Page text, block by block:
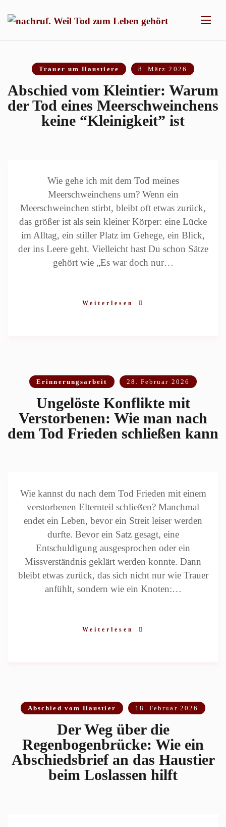
Trauer um Haustiere 8. März 2026
Abschied vom Kleintier: Warum
der Tod eines Meerschweinchens
keine “Kleinigkeit” ist
Wie gehe ich mit dem Tod meines
Meerschweinchens um? Wenn ein
Meerschweinchen stirbt, bleibt oft etwas zurück,
das größer ist als sein kleiner Körper: eine Lücke
im Alltag, ein stiller Platz im Gehege, ein Blick,
der ins Leere geht. Vielleicht hast Du schon Sätze
gehört wie „Es war doch nur…
Weiterlesen
Erinnerungsarbeit 28. Februar 2026
Ungelöste Konflikte mit
Verstorbenen: Wie man nach
dem Tod Frieden schließen kann
Wie kannst du nach dem Tod Frieden mit einem
verstorbenen Elternteil schließen? Manchmal
endet ein Leben, bevor ein Streit leiser werden
durfte. Bevor ein Satz gesagt, eine
Entschuldigung ausgesprochen oder ein
Missverständnis geklärt werden konnte. Dann
bleibt etwas zurück, das sich nicht nur wie Trauer
anfühlt, sondern wie ein Knoten:…
Weiterlesen
Abschied vom Haustier 18. Februar 2026
Der Weg über die
Regenbogenbrücke: Wie ein
Abschiedsbrief an das Haustier
beim Loslassen hilft